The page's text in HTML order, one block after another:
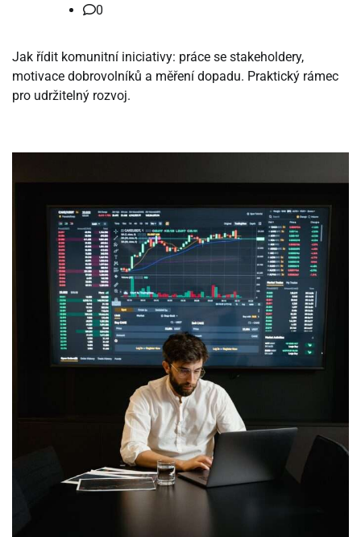
0
Jak řídit komunitní iniciativy: práce se stakeholdery,
motivace dobrovolníků a měření dopadu. Praktický rámec
pro udržitelný rozvoj.